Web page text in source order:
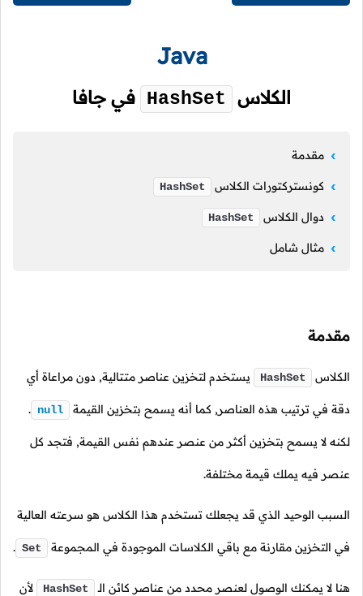
Java
الكلاس HashSet في جافا
مقدمة
كونستركتورات الكلاس HashSet
دوال الكلاس HashSet
مثال شامل
مقدمة
الكلاس HashSet يستخدم لتخزين عناصر متتالية, دون مراعاة أي
دقة في ترتيب هذه العناصر, كما أنه يسمح بتخزين القيمة null
.
لكنه لا يسمح بتخزين أكثر من عنصر عندهم نفس القيمة, فتجد كل
عنصر فيه يملك قيمة مختلفة.
السبب الوحيد الذي قد يجعلك تستخدم هذا الكلاس هو سرعته العالية
في التخزين مقارنة مع باقي الكلاسات الموجودة في المجموعة Set
.
هنا لا يمكنك الوصول لعنصر محدد من عناصر كائن الـ HashSet لأن